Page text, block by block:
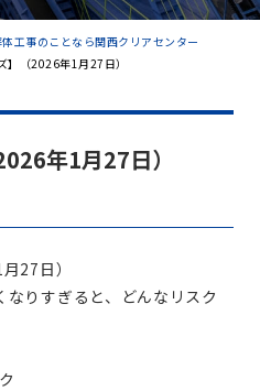
工事のことなら関西クリアセンター
】（2026年1月27日）
年1月27日）
27日）
りすぎると、どんなリスク